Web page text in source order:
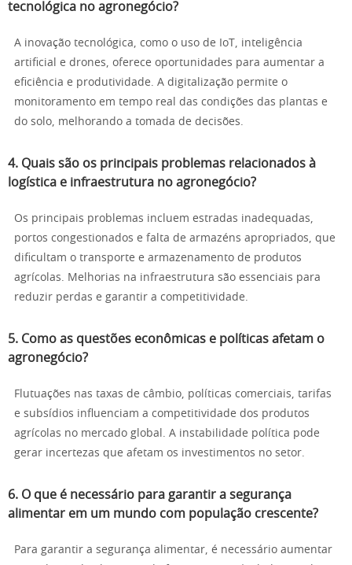
tecnológica no agronegócio?
A inovação tecnológica, como o uso de IoT, inteligência
artificial e drones, oferece oportunidades para aumentar a
eficiência e produtividade. A digitalização permite o
monitoramento em tempo real das condições das plantas e
do solo, melhorando a tomada de decisões.
4. Quais são os principais problemas relacionados à
logística e infraestrutura no agronegócio?
Os principais problemas incluem estradas inadequadas,
portos congestionados e falta de armazéns apropriados, que
dificultam o transporte e armazenamento de produtos
agrícolas. Melhorias na infraestrutura são essenciais para
reduzir perdas e garantir a competitividade.
5. Como as questões econômicas e políticas afetam o
agronegócio?
Flutuações nas taxas de câmbio, políticas comerciais, tarifas
e subsídios influenciam a competitividade dos produtos
agrícolas no mercado global. A instabilidade política pode
gerar incertezas que afetam os investimentos no setor.
6. O que é necessário para garantir a segurança
alimentar em um mundo com população crescente?
Para garantir a segurança alimentar, é necessário aumentar